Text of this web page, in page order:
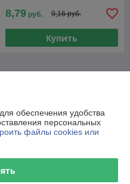
8,79 руб. 9,16 руб.
Купить
обеспечения удобства
персональных
файлы cookies или